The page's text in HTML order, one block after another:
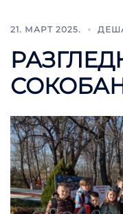
21. МАРТ 2025.